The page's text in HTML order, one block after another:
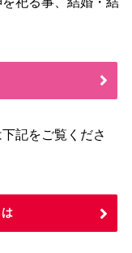
記をご覧くださ